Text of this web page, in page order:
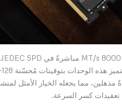
مذهلين، مما يجعله الخيار الأمثل
تعقيدات كسر السرعة.